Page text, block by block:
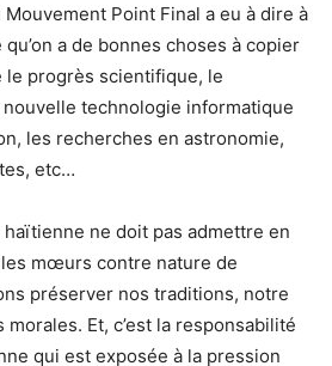
Point Final a eu à dire à
a de bonnes choses à copier
le progrès scientifique, le
technologie informatique
les recherches en astronomie,
etc…
ne doit pas admettre en
mœurs contre nature de
préserver nos traditions, notre
Et, c’est la responsabilité
qui est exposée à la pression